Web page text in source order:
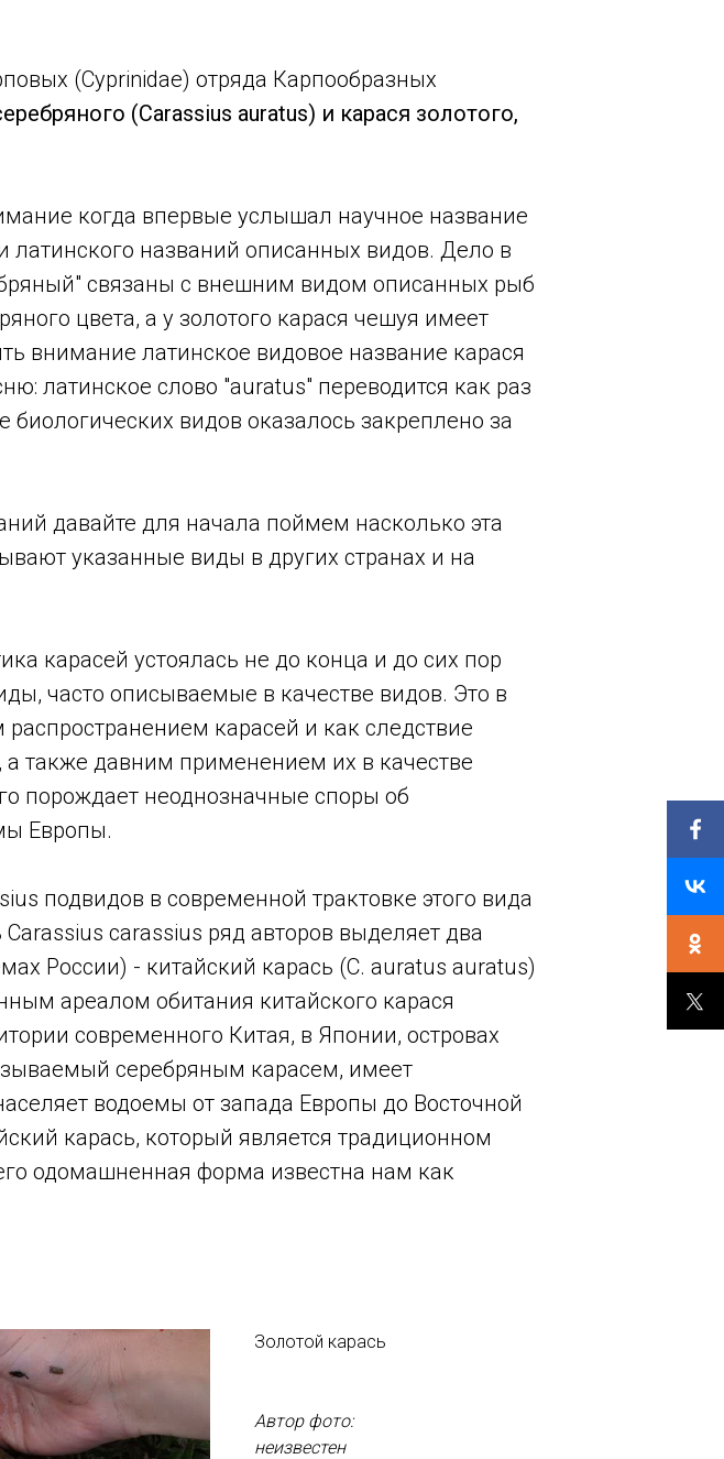
(Cyprinidae) отряда Карпообразных
(Carassius auratus) и карася золотого,
когда впервые услышал научное название
латинского названий описанных видов. Дело в
связаны с внешним видом описанных рыб
цвета, а у золотого карася чешуя имеет
внимание латинское видовое название карася
латинское слово "auratus" переводится как раз
видов оказалось закреплено за
давайте для начала поймем насколько эта
указанные виды в других странах и на
карасей устоялась не до конца и до сих пор
часто описываемые в качестве видов. Это в
карасей и как следствие
также давним применением их в качестве
порождает неоднозначные споры об
Европы.
подвидов в современной трактовке этого вида
carassius ряд авторов выделяет два
России) - китайский карась (C. auratus auratus)
ареалом обитания китайского карася
современного Китая, в Японии, островах
серебряным карасем, имеет
водоемы от запада Европы до Восточной
карась, который является традиционном
одомашненная форма известна нам как
Золотой карась
Автор фото:
неизвестен